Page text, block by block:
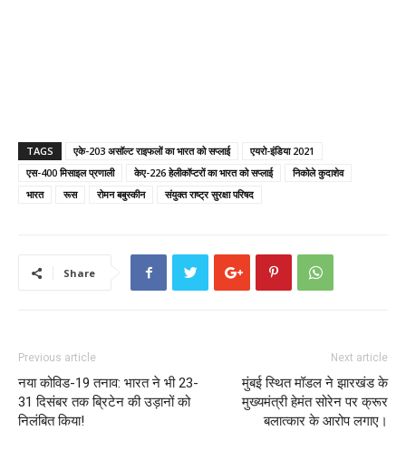
TAGS एके-203 असॉल्ट राइफलों का भारत को सप्लाई
एयरो-इंडिया 2021
एस-400 मिसाइल प्रणाली
केए-226 हेलीकॉप्टरों का भारत को सप्लाई
निकोले कुदाशेव
भारत
रूस रोमन बबुस्कीन संयुक्त राष्ट्र सुरक्षा परिषद
Share
Previous article
नया कोविड-19 तनाव: भारत ने भी 23-
31 दिसंबर तक ब्रिटेन की उड़ानों को
निलंबित किया!
Next article
मुंबई स्थित मॉडल ने झारखंड के
मुख्यमंत्री हेमंत सोरेन पर क्रूर
बलात्कार के आरोप लगाए।